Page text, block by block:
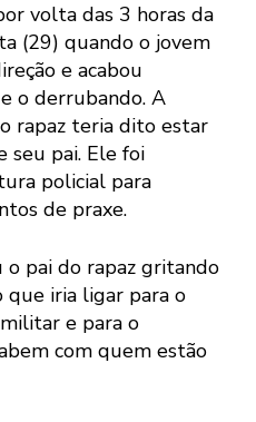
volta das 3 horas da
(29) quando o jovem
e acabou
o derrubando. A
rapaz teria dito estar
seu pai. Ele foi
policial para
de praxe.
pai do rapaz gritando
que iria ligar para o
e para o
com quem estão